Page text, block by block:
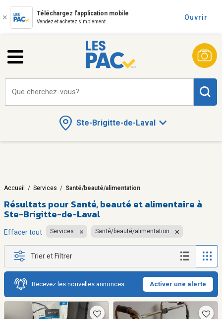
Téléchargez l'application mobile
Vendez et achetez simplement
Ouvrir
Ste-Brigitte-de-Laval
Que cherchez-vous?
Accueil / Services / Santé/beauté/alimentation
Résultats pour Santé, beauté et alimentaire à
Ste-Brigitte-de-Laval
Effacer tout Services Santé/beauté/alimentation
Trier et Filtrer
Recevez les nouvelles annonces Activer une alerte